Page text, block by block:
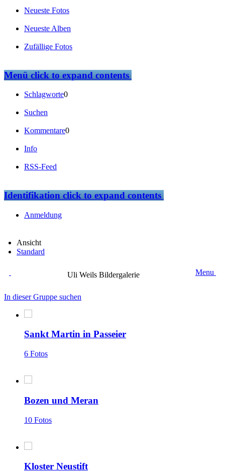
Neueste Fotos
Neueste Alben
Zufällige Fotos
Menüclick to expand contents
Schlagworte0
Suchen
Kommentare0
Info
RSS-Feed
Identifikationclick to expand contents
Anmeldung
Ansicht
Standard
Uli Weils Bildergalerie Menu
In dieser Gruppe suchen
Sankt Martin in Passeier
6 Fotos
Bozen und Meran
10 Fotos
Kloster Neustift